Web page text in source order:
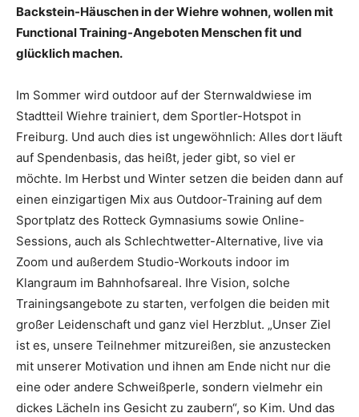
Backstein-Häuschen in der Wiehre wohnen, wollen mit
Functional Training-Angeboten Menschen fit und
glücklich machen.
Im Sommer wird outdoor auf der Sternwaldwiese im
Stadtteil Wiehre trainiert, dem Sportler-Hotspot in
Freiburg. Und auch dies ist ungewöhnlich: Alles dort läuft
auf Spendenbasis, das heißt, jeder gibt, so viel er
möchte. Im Herbst und Winter setzen die beiden dann auf
einen einzigartigen Mix aus Outdoor-Training auf dem
Sportplatz des Rotteck Gymnasiums sowie Online-
Sessions, auch als Schlechtwetter-Alternative, live via
Zoom und außerdem Studio-Workouts indoor im
Klangraum im Bahnhofsareal. Ihre Vision, solche
Trainingsangebote zu starten, verfolgen die beiden mit
großer Leidenschaft und ganz viel Herzblut. „Unser Ziel
ist es, unsere Teilnehmer mitzureißen, sie anzustecken
mit unserer Motivation und ihnen am Ende nicht nur die
eine oder andere Schweißperle, sondern vielmehr ein
dickes Lächeln ins Gesicht zu zaubern“, so Kim. Und das